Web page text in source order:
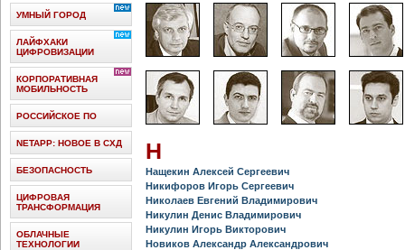
H
Нащекин Алексей Сергеевич
Никифоров Игорь Сергеевич
Николаев Евгений Владимирович
Никулин Денис Владимирович
Никулин Игорь Викторович
Новиков Александр Александрович
УМНЫЙ ГОРОД
ЛАЙФХАКИ
ЦИФРОВИЗАЦИИ
КОРПОРАТИВНАЯ
МОБИЛЬНОСТЬ
РОССИЙСКОЕ ПО
NETAPP: НОВОЕ В СХД
БЕЗОПАСНОСТЬ
ЦИФРОВАЯ
ТРАНСФОРМАЦИЯ
ОБЛАЧНЫЕ
ТЕХНОЛОГИИ